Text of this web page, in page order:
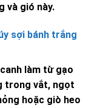
và gió này.
sợi bánh trắng
làm từ gạo
trong vắt, ngọt
hoặc giò heo